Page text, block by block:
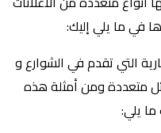
في ما يلي إليك:
التي تقدم في الشوارع و
متعددة ومن أمثلة هذه
ما يلي: